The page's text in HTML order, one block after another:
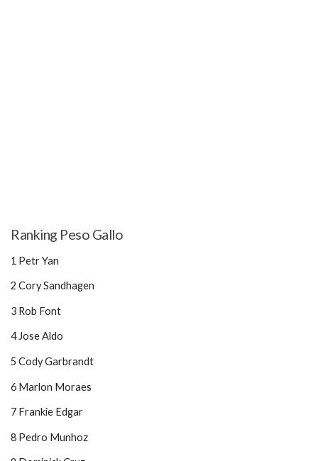
Ranking Peso Gallo
1 Petr Yan
2 Cory Sandhagen
3 Rob Font
4 Jose Aldo
5 Cody Garbrandt
6 Marlon Moraes
7 Frankie Edgar
8 Pedro Munhoz